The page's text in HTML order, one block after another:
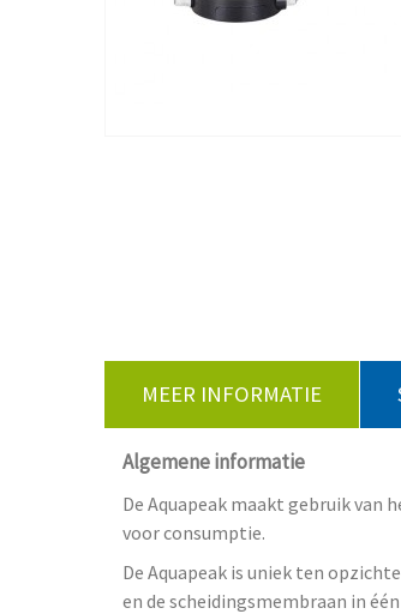
MEER INFORMATIE
Algemene informatie
De Aquapeak maakt gebruik van
voor consumptie.
De Aquapeak is uniek ten
en de scheidingsmembraan in